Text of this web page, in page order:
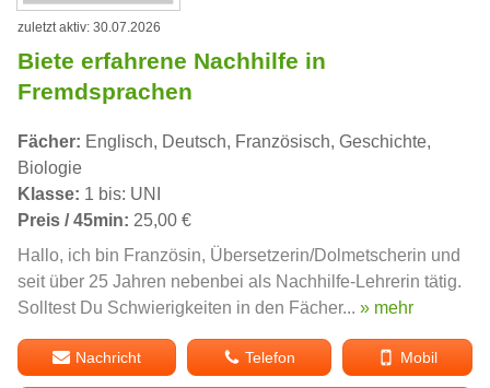
zuletzt aktiv: 30.07.2026
Biete erfahrene Nachhilfe in
Fremdsprachen
Fächer: Englisch, Deutsch, Französisch, Geschichte,
Biologie
Klasse: 1 bis: UNI
Preis / 45min: 25,00 €
Hallo, ich bin Französin, Übersetzerin/Dolmetscherin und
seit über 25 Jahren nebenbei als Nachhilfe-Lehrerin tätig.
Solltest Du Schwierigkeiten in den Fächer... » mehr
Nachricht Telefon Mobil